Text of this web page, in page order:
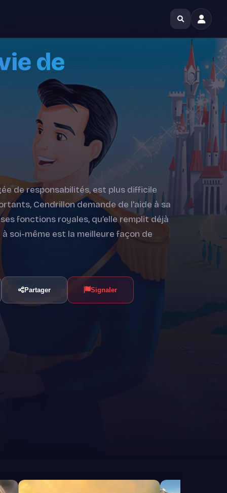
de
de responsabilités, est plus difficile
Cendrillon demande de l'aide à sa
fonctions royales, qu’elle remplit déjà
soi-même est la meilleure façon de
Partager Signaler